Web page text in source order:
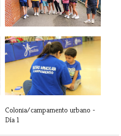
Campamento / colonia urbana -
Día 4
Colonia/campamento urbano -
Día 1